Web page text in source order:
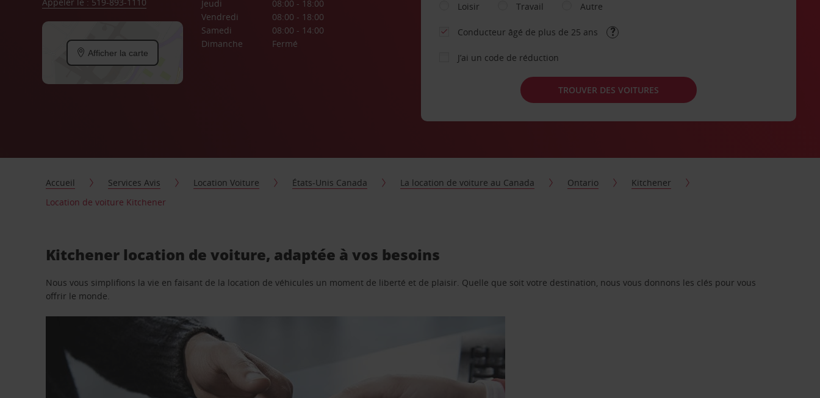
Afficher la carte
Jeudi
08:00 - 18:00
Vendredi
08:00 - 18:00
Samedi
08:00 - 14:00
Dimanche
Fermé
Loisir
Travail Autre
Conducteur âgé de plus de 25 ans
J’ai un code de réduction
TROUVER DES VOITURES
Accueil Services Avis Location Voiture États-Unis Canada La location de voiture au Canada Ontario
Kitchener
Location de voiture Kitchener
Kitchener location de voiture, adaptée à vos besoins
Nous vous simplifions la vie en faisant de la location de véhicules un moment de liberté et de plaisir. Quelle que soit votre destination, nous vous donnons les clés pour vous
offrir le monde.